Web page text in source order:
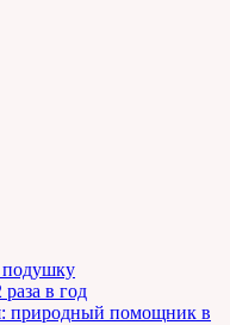
подушку
в год
природный помощник в